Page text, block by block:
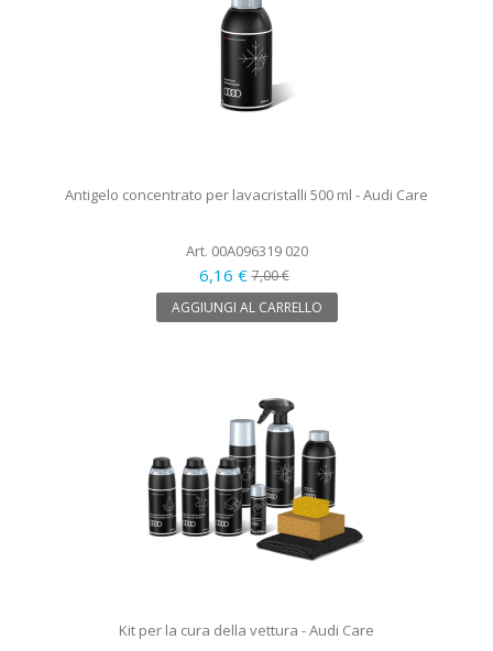
Antigelo concentrato per lavacristalli 500 ml - Audi Care
Art. 00A096319 020
6,16 €7,00 €
AGGIUNGI AL CARRELLO
Kit per la cura della vettura - Audi Care